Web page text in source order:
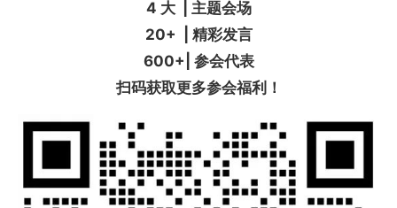
4 大 | 主题会场
20+ | 精彩发言
600+| 参会代表
扫码获取更多参会福利！